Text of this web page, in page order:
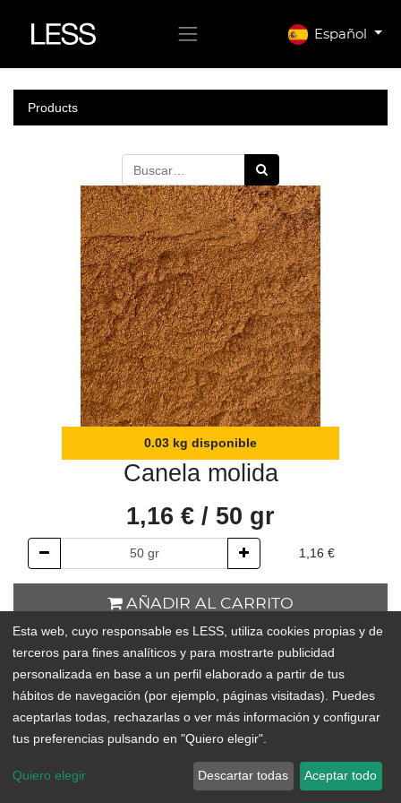
Español
Products
0.03 kg disponible
Canela molida
1,16 € / 50 gr
1,16 €
AÑADIR AL CARRITO
0.03 kg disponible
Add to Wishlist
La canela tiene un sabor y un aroma ligeramente intenso, que la
hace una de las especias más populares a nivel mundial para
todo tipo de platos, especialmente los dulces. También es muy
Esta web, cuyo responsable es LESS, utiliza cookies propias y de
terceros para fines analíticos y para mostrarte publicidad
personalizada en base a un perfil elaborado a partir de tus
hábitos de navegación (por ejemplo, páginas visitadas). Puedes
aceptarlas todas, rechazarlas o ver más información y configurar
tus preferencias pulsando en "Quiero elegir".
Quiero elegir Descartar todas Aceptar todo